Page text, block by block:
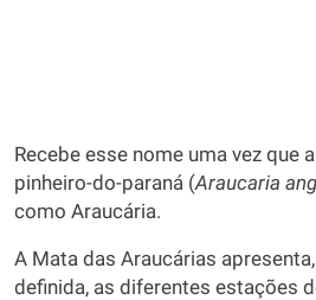
Recebe esse nome uma vez que
pinheiro-do-paraná (Araucaria
como Araucária.
A Mata das Araucárias
definida, as diferentes estações